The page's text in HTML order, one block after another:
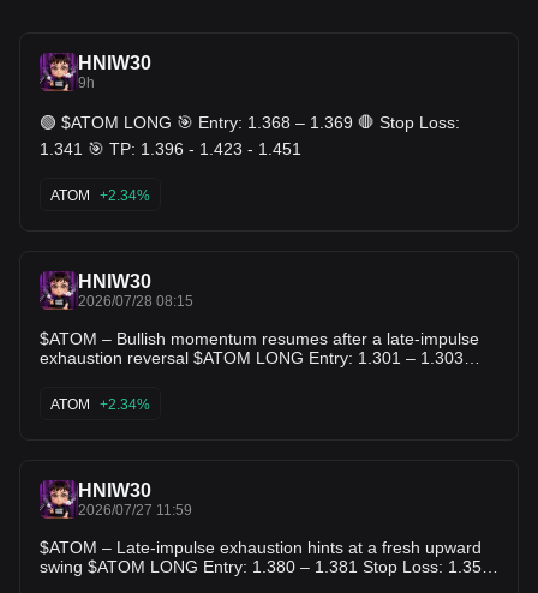
HNIW30
9h
🟢 $ATOM LONG 🎯 Entry: 1.368 – 1.369 🛑 Stop Loss:
1.341 🎯 TP: 1.396 - 1.423 - 1.451
ATOM +2.34%
HNIW30
2026/07/28 08:15
$ATOM – Bullish momentum resumes after a late‑impulse
exhaustion reversal $ATOM LONG Entry: 1.301 – 1.303
ATOM +2.34%
HNIW30
2026/07/27 11:59
$ATOM – Late‑impulse exhaustion hints at a fresh upward
swing $ATOM LONG Entry: 1.380 – 1.381 Stop Loss: 1.353